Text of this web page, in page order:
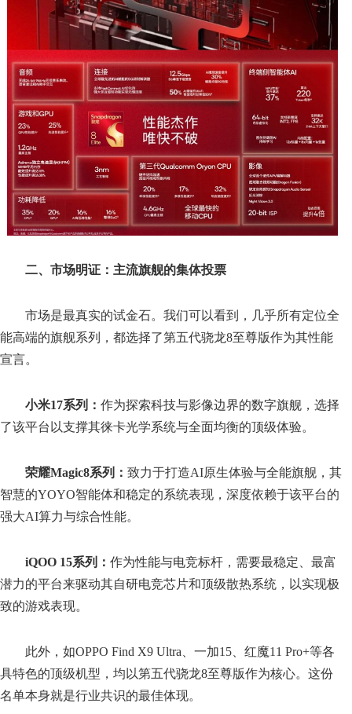
二、市场明证：主流旗舰的集体投票
市场是最真实的试金石。我们可以看到，几乎所有定位全
能高端的旗舰系列，都选择了第五代骁龙8至尊版作为其性能
宣言。
小米17系列： 作为探索科技与影像边界的数字旗舰，选择
了该平台以支撑其徕卡光学系统与全面均衡的顶级体验。
荣耀Magic8系列： 致力于打造AI原生体验与全能旗舰，其
智慧的YOYO智能体和稳定的系统表现，深度依赖于该平台的
强大AI算力与综合性能。
iQOO 15系列： 作为性能与电竞标杆，需要最稳定、最富
潜力的平台来驱动其自研电竞芯片和顶级散热系统，以实现极
致的游戏表现。
此外，如OPPO Find X9 Ultra、一加15、红魔11 Pro+等各
具特色的顶级机型，均以第五代骁龙8至尊版作为核心。这份
名单本身就是行业共识的最佳体现。